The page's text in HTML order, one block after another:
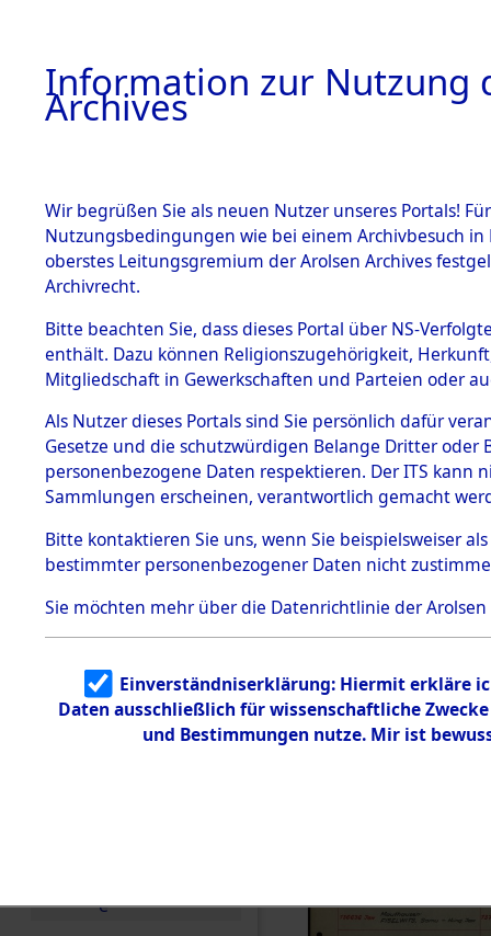
BESTÄNDE
1.
mente
5. Verschiedenes
5.3
Todesmärsche
5.3.1 Alliierte
Erhebungen
zu
Todesmärsch
en
5.3.2
Identifizierun
g
5.3.3
Todesmärsch
e
Dead -
Branch -
0019
Information zur Nutzung
Archives
Wir begrüßen Sie als neuen Nutzer unseres Portals!
Nutzungsbedingungen wie bei einem Archivbesuch
oberstes Leitungsgremium der Arolsen Archives
Archivrecht.
Bitte beachten Sie, dass dieses Portal über NS-
enthält. Dazu können Religionszugehörigkeit,
Mitgliedschaft in Gewerkschaften und Parteien oder
Als Nutzer dieses Portals sind Sie persönlich dafür
Gesetze und die schutzwürdigen Belange Dritter
personenbezogene Daten respektieren. Der ITS
Sammlungen erscheinen, verantwortlich gemacht
Bitte kontaktieren Sie uns, wenn Sie beispielsweiser
bestimmter personenbezogener Daten nicht
Sie möchten mehr über die Datenrichtlinie der Arolsen
Einverständniserklärung: Hiermit erkläre
Daten ausschließlich für wissenschaftliche
und Bestimmungen nutze. Mir ist